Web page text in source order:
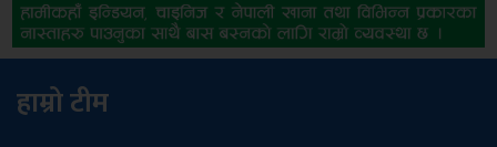
हाम्रो टीम